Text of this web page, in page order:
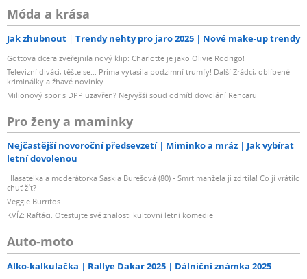
Móda a krása
Jak zhubnout Trendy nehty pro jaro 2025 Nové make-up trendy
Gottova dcera zveřejnila nový klip: Charlotte je jako Olivie Rodrigo!
Televizní diváci, těšte se... Prima vytasila podzimní trumfy! Další Zrádci, oblíbené
kriminálky a žhavé novinky...
Milionový spor s DPP uzavřen? Nejvyšší soud odmítl dovolání Rencaru
Pro ženy a maminky
Nejčastější novoroční předsevzetí Miminko a mráz
Jak vybírat
letní dovolenou
Hlasatelka a moderátorka Saskia Burešová (80) - Smrt manžela ji zdrtila! Co jí vrátilo
chuť žít?
Veggie Burritos
KVÍZ: Rafťáci. Otestujte své znalosti kultovní letní komedie
Auto-moto
Alko-kalkulačka Rallye Dakar 2025 Dálniční známka 2025